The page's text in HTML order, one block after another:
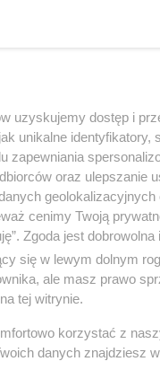
uzyskujemy dostęp i
unikalne identyfikatory,
zapewniania
oraz ulepszanie
cenimy Twoją
Zgoda jest
się w lewym dolnym
ale masz prawo
tej witrynie.
korzystać z
danych znajdziesz w